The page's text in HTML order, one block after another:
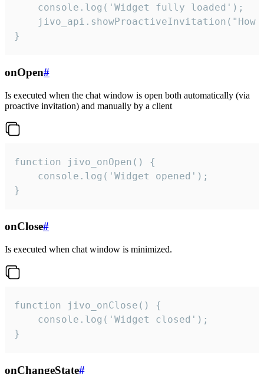
    console.log('Widget fully loaded');
jivo_api.showProactiveInvitation("How
}
onOpen#
Is executed when the chat window is open both automatically (via
proactive invitation) and manually by a client
function jivo_onOpen() {
    console.log('Widget opened');
}
onClose#
Is executed when chat window is minimized.
function jivo_onClose() {
    console.log('Widget closed');
}
onChangeState#